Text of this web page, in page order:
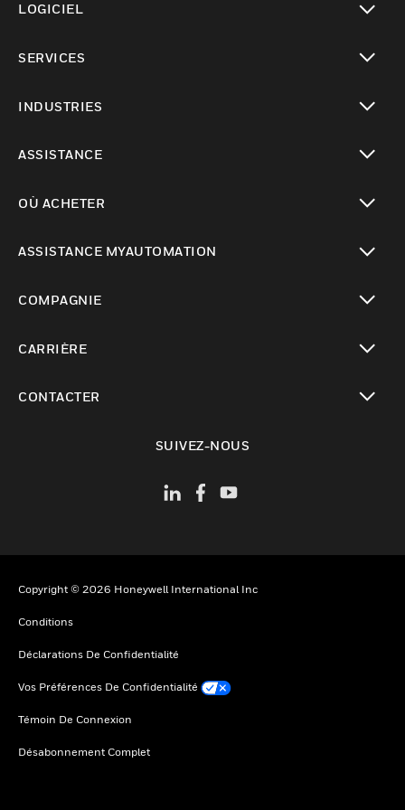
LOGICIEL
SERVICES
INDUSTRIES
ASSISTANCE
OÙ ACHETER
ASSISTANCE MYAUTOMATION
COMPAGNIE
CARRIÈRE
CONTACTER
SUIVEZ-NOUS
Copyright © 2026 Honeywell International Inc
Conditions
Déclarations De Confidentialité
Vos Préférences De Confidentialité
Témoin De Connexion
Désabonnement Complet